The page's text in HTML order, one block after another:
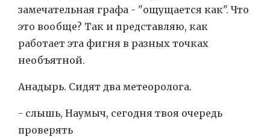
замечательная графа - "ощущается как". Что
это вообще? Так и представляю, как
работает эта фигня в разных точках
необъятной.
Анадырь. Сидят два метеоролога.
- слышь, Наумыч, сегодня твоя очередь
проверять